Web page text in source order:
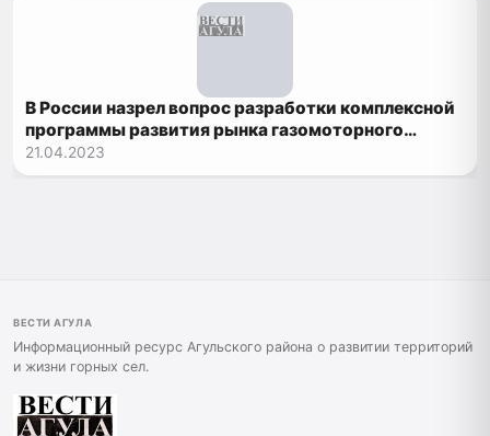
В России назрел вопрос разработки комплексной
программы развития рынка газомоторного
топлива
21.04.2023
ВЕСТИ АГУЛА
Информационный ресурс Агульского района о развитии территорий
и жизни горных сел.